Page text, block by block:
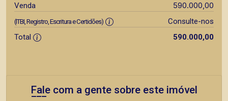
Venda 590.000,00
(ITBI, Registro, Escritura e Certidões)
Consulte-nos
Total
590.000,00
Fale com a gente sobre este imóvel